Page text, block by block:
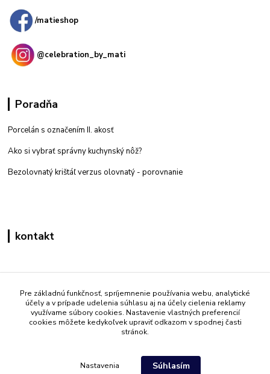
/matieshop
@celebration_by_mati
Poradňa
Porcelán s označením II. akosť
Ako si vybrať správny kuchynský nôž?
Bezolovnatý krištáľ verzus olovnatý - porovnanie
kontakt
+421 908 861 051
(Po - Pia 7:30-15:30)
info@mati.sk
Pre základnú funkčnosť, spríjemnenie používania webu, analytické
účely a v prípade udelenia súhlasu aj na účely cielenia reklamy
využívame súbory cookies. Nastavenie vlastných preferencií
cookies môžete kedykoľvek upraviť odkazom v spodnej časti
stránok.
Nastavenia Súhlasím